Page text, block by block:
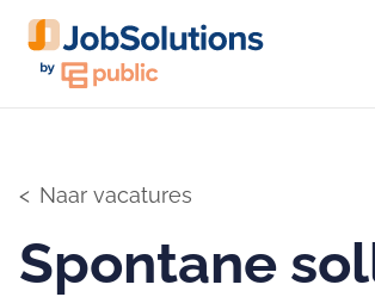
Naar vacatures
Spontane